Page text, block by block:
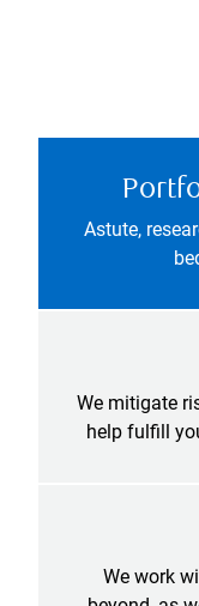
Astute,
We mitigate
help fulfill
We work